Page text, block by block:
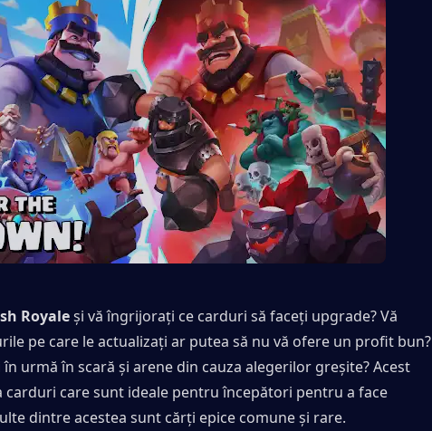
Royale și vă îngrijorați ce carduri să faceți upgrade? Vă
pe care le actualizați ar putea să nu vă ofere un profit bun?
urmă în scară și arene din cauza alegerilor greșite? Acest
carduri care sunt ideale pentru începători pentru a face
dintre acestea sunt cărți epice comune și rare.